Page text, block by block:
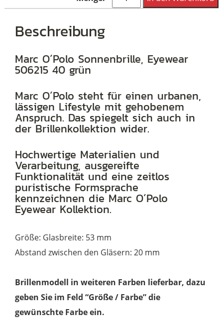
O
Eyewear
grün
Menge
Beschreibung
Marc O´Polo Sonnenbrille, Eyewear
506215 40 grün
Marc O´Polo steht für einen urbanen,
lässigen Lifestyle mit gehobenem
Anspruch. Das spiegelt sich auch in
der Brillenkollektion wider.
Hochwertige Materialien und
Verarbeitung, ausgereifte
Funktionalität und eine zeitlos
puristische Formsprache
kennzeichnen die Marc O´Polo
Eyewear Kollektion.
Größe: Glasbreite: 53 mm
Abstand zwischen den Gläsern: 20 mm
Brillenmodell in weiteren Farben lieferbar, dazu
geben Sie im Feld “Größe / Farbe” die
gewünschte Farbe ein.